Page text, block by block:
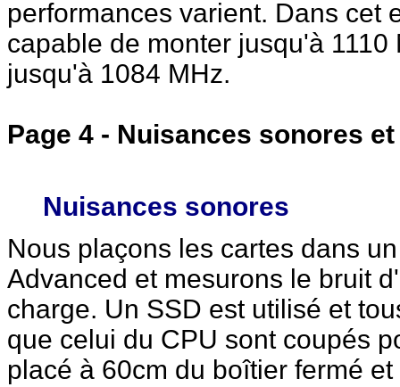
performances varient. Dans cet
capable de monter jusqu'à
jusqu'à 1084 MHz.
Page 4 - Nuisances sonores
Nuisances sonores
Nous plaçons les cartes dans
Advanced et mesurons le bruit
charge. Un SSD est utilisé et
que celui du CPU sont coupés
placé à 60cm du boîtier fermé